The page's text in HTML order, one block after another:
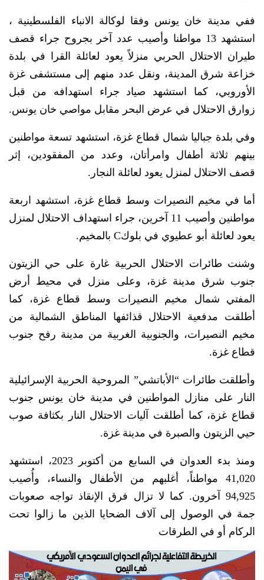
ففي مدينة خان يونس وفقا لوكالة الانباء الفلسطينية ،
استشهد 13 مواطنا وأصيب عدد آخر بجروح جراء قصف
طيران الاحتلال الحربي منزلاً يعود لعائلة القرا في بلدة
خزاعة شرق المدينة، ونقل عدد منهم إلى مستشفى غزة
الأوروبي، كما استشهد صياد جراء استهدافه من قبل
زوارق الاحتلال في عرض البحر مقابل مواصي خان يونس.
وفي بلدة جباليا شمال قطاع غزة، استشهد تسعة مواطنين
بينهم ثلاثة أطفال وامرأتان، وعدد من المفقودين، إثر
قصف الاحتلال لمنزل يعود لعائلة النجار.
أما في مخيم النصيرات وسط قطاع غزة، استشهد اربعة
مواطنين وأصيب 11 آخرين، جراء استهداف الاحتلال لمنزل
يعود لعائلة أبو عطيوي في بلوكC بالمخيم.
وشنت طائرات الاحتلال الحربية غارة على حي الزيتون
جنوب شرق مدينة غزة، وعلى منزل في محيط أرض
المفتي شمال مخيم النصيرات وسط قطاع غزة، كما
أطلقت مدفعية الاحتلال قذائفها المناطق الشمالية من
مخيم النصيرات، والجنوبية الغربية من مدينة رفح جنوب
قطاع غزة.
وأطلقت طائرات “الأباتشي” المروحية الحربية الإسرائيلية
النار على منازل المواطنين في مدينة خان يونس جنوب
قطاع غزة، كما أطلقت آليات الاحتلال النار بكثافة صوب
حيي الزيتون والصبرة في مدينة غزة.
ومنذ بدء العدوان في السابع من أكتوبر 2023، استشهد
41,020 مواطناً، أغلبهم من الأطفال والنساء، وأُصيب
94,925 آخرون. كما لا تزال فرق الإنقاذ تواجه صعوبات
جمة في الوصول إلى آلاف الضحايا الذين ما زالوا تحت
الركام أو في الطرقات